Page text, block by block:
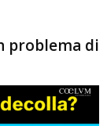
problema di